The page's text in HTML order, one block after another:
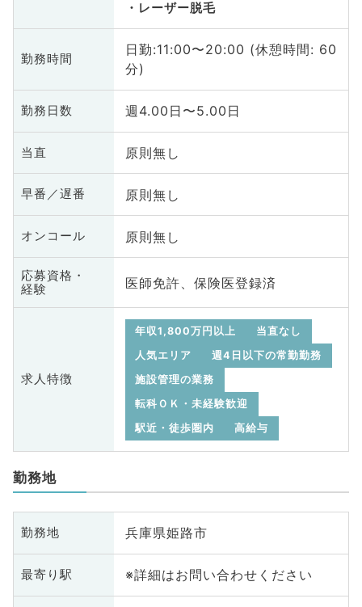
レーザー脱毛
勤務時間
日勤:11:00〜20:00 (休憩時間: 60
分)
勤務日数 週4.00日〜5.00日
当直 原則無し
早番／遅番 原則無し
オンコール 原則無し
応募資格・
経験
医師免許、保険医登録済
求人特徴
年収1,800万円以上
当直なし
人気エリア
週4日以下の常勤勤務
施設管理の業務
転科ＯＫ・未経験歓迎
駅近・徒歩圏内
高給与
勤務地
勤務地 兵庫県姫路市
最寄り駅 ※詳細はお問い合わせください